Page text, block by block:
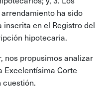
ha sido
en el Registro del
hipotecaria.
nos propusimos analizar
Excelentísima Corte
cuestión.